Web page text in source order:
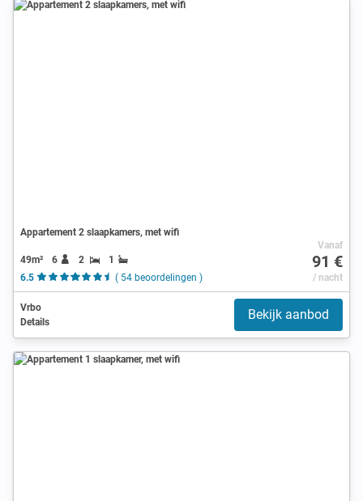
Appartement 2 slaapkamers, met wifi
49m² 6 2
1
6.5
( 54 beoordelingen )
Vanaf
91 €
/ nacht
Vrbo
Details
Bekijk aanbod